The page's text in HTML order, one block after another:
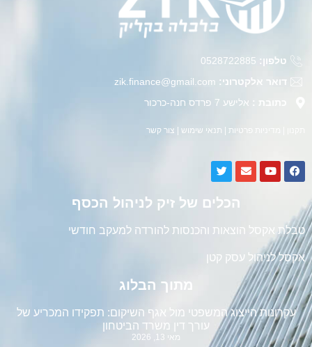
טלפון:
דואר אלקטרוני: zik.finance@gmail.com
כתובת : אלישע 7 פרדס חנה-כרכור
מדיניות פרטיות תנאי שימוש צור קשר
הכלים של זיק לניהול הכסף
טבלת אקסל הוצאות והכנסות להורדה למעקב חודשי
אקסל לניהול עסק קטן
מתוך הבלוג
עקרונות הייצוג המשפטי מול אגף השיקום: תפקידו המכריע של
עורך דין משרד הביטחון
מאי 13, 2026